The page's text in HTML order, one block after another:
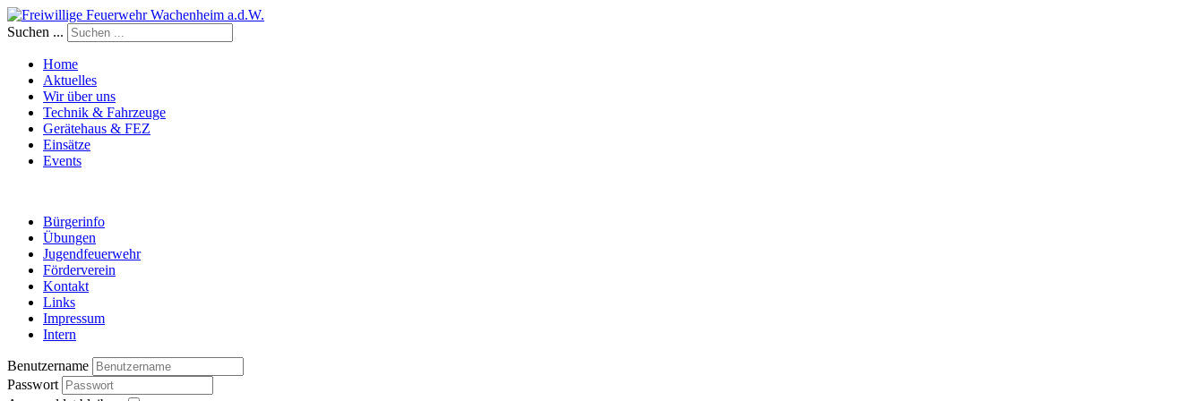
Suchen ...
Home
Aktuelles
Wir über uns
Technik & Fahrzeuge
Gerätehaus & FEZ
Einsätze
Events
Bürgerinfo
Übungen
Jugendfeuerwehr
Förderverein
Kontakt
Links
Impressum
Intern
Benutzername
Passwort